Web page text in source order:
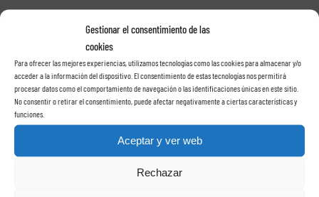
Gestionar el consentimiento de las
cookies
Para ofrecer las mejores experiencias, utilizamos tecnologías como las cookies para almacenar y/o
acceder a la información del dispositivo. El consentimiento de estas tecnologías nos permitirá
procesar datos como el comportamiento de navegación o las identificaciones únicas en este sitio.
No consentir o retirar el consentimiento, puede afectar negativamente a ciertas características y
funciones.
Aceptar y ver web
Rechazar
Alquile su coche con
Rent a car Las Rosas
en Tenerife